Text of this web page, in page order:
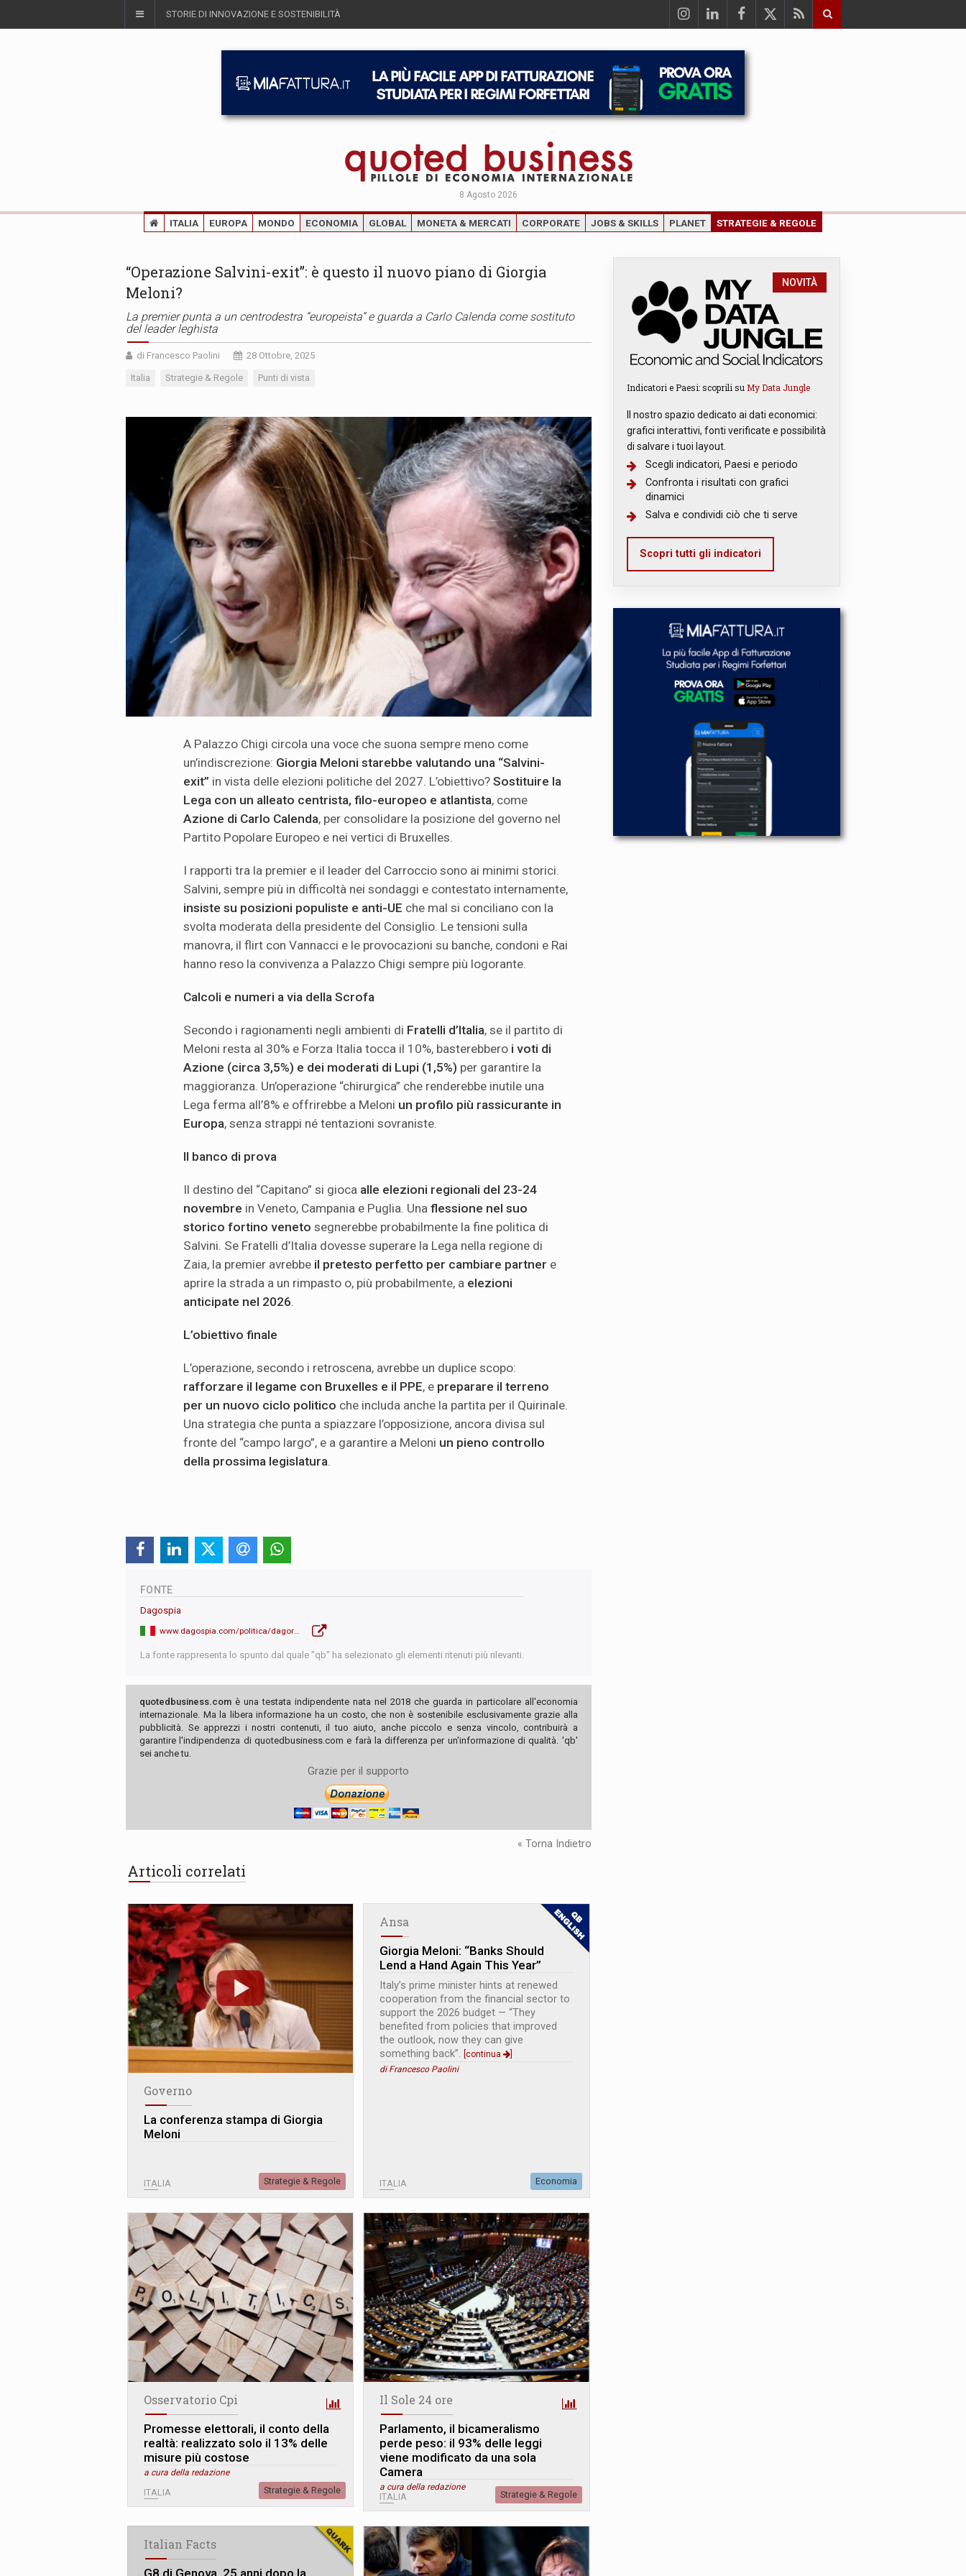
STORIE DI INNOVAZIONE E SOSTENIBILITÀ
8 Agosto 2026
ITALIA EUROPA MONDO ECONOMIA GLOBAL MONETA & MERCATI CORPORATE JOBS & SKILLS PLANET STRATEGIE & REGOLE
“Operazione Salvini-exit”: è questo il nuovo piano di Giorgia
Meloni?
La premier punta a un centrodestra “europeista” e guarda a Carlo Calenda come sostituto
del leader leghista
di Francesco Paolini 28 Ottobre, 2025
Italia Strategie & Regole Punti di vista
A Palazzo Chigi circola una voce che suona sempre meno come
un’indiscrezione: Giorgia Meloni starebbe valutando una “Salvini-
exit” in vista delle elezioni politiche del 2027. L’obiettivo? Sostituire la
Lega con un alleato centrista, filo-europeo e atlantista, come
Azione di Carlo Calenda, per consolidare la posizione del governo nel
Partito Popolare Europeo e nei vertici di Bruxelles.
I rapporti tra la premier e il leader del Carroccio sono ai minimi storici.
Salvini, sempre più in difficoltà nei sondaggi e contestato internamente,
insiste su posizioni populiste e anti-UE che mal si conciliano con la
svolta moderata della presidente del Consiglio. Le tensioni sulla
manovra, il flirt con Vannacci e le provocazioni su banche, condoni e Rai
hanno reso la convivenza a Palazzo Chigi sempre più logorante.
Calcoli e numeri a via della Scrofa
Secondo i ragionamenti negli ambienti di Fratelli d’Italia, se il partito di
Meloni resta al 30% e Forza Italia tocca il 10%, basterebbero i voti di
Azione (circa 3,5%) e dei moderati di Lupi (1,5%) per garantire la
maggioranza. Un’operazione “chirurgica” che renderebbe inutile una
Lega ferma all’8% e offrirebbe a Meloni un profilo più rassicurante in
Europa, senza strappi né tentazioni sovraniste.
Il banco di prova
Il destino del “Capitano” si gioca alle elezioni regionali del 23-24
novembre in Veneto, Campania e Puglia. Una flessione nel suo
storico fortino veneto segnerebbe probabilmente la fine politica di
Salvini. Se Fratelli d’Italia dovesse superare la Lega nella regione di
Zaia, la premier avrebbe il pretesto perfetto per cambiare partner e
aprire la strada a un rimpasto o, più probabilmente, a elezioni
anticipate nel 2026
L’obiettivo finale
L’operazione, secondo i retroscena, avrebbe un duplice scopo:
rafforzare il legame con Bruxelles e il PPE, e preparare il terreno
per un nuovo ciclo politico che includa anche la partita per il Quirinale.
Una strategia che punta a spiazzare l’opposizione, ancora divisa sul
fronte del “campo largo”, e a garantire a Meloni un pieno controllo
della prossima legislatura
FONTE
Dagospia
La fonte rappresenta lo spunto dal quale "qb" ha selezionato gli elementi ritenuti più rilevanti.
quotedbusiness.com è una testata indipendente nata nel 2018 che guarda in particolare all'economia
internazionale. Ma la libera informazione ha un costo, che non è sostenibile esclusivamente grazie alla
pubblicità. Se apprezzi i nostri contenuti, il tuo aiuto, anche piccolo e senza vincolo, contribuirà a
garantire l'indipendenza di quotedbusiness.com e farà la differenza per un'informazione di qualità. 'qb'
sei anche tu.
Grazie per il supporto
« Torna Indietro
Articoli correlati
Governo
La conferenza stampa di Giorgia
Meloni
ITALIA Strategie & Regole
Ansa
Giorgia Meloni: “Banks Should
Lend a Hand Again This Year”
Italy’s prime minister hints at renewed
cooperation from the financial sector to
support the 2026 budget — “They
benefited from policies that improved
the outlook, now they can give
something back”. [continua
di Francesco Paolini
ITALIA Economia
Osservatorio Cpi
Promesse elettorali, il conto della
realtà: realizzato solo il 13% delle
misure più costose
a cura della redazione
ITALIA Strategie & Regole
Il Sole 24 ore
Parlamento, il bicameralismo
perde peso: il 93% delle leggi
viene modificato da una sola
Camera
a cura della redazione
ITALIA Strategie & Regole
Italian Facts
NOVITÀ
Indicatori e Paesi: scoprili su My Data Jungle
Il nostro spazio dedicato ai dati economici:
grafici interattivi, fonti verificate e possibilità
di salvare i tuoi layout.
Scegli indicatori, Paesi e periodo
Confronta i risultati con grafici
dinamici
Salva e condividi ciò che ti serve
Scopri tutti gli indicatori